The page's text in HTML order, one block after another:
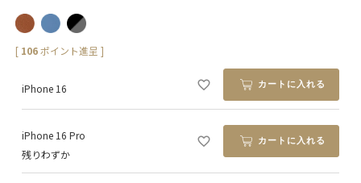
[ 106ポイント進呈 ]
iPhone 16 カートに入れる
iPhone 16 Pro
残りわずか
カートに入れる